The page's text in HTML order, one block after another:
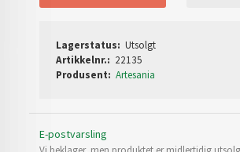
Lagerstatus: Utsolgt
Artikkelnr.: 22135
Produsent: Artesania
E-postvarsling